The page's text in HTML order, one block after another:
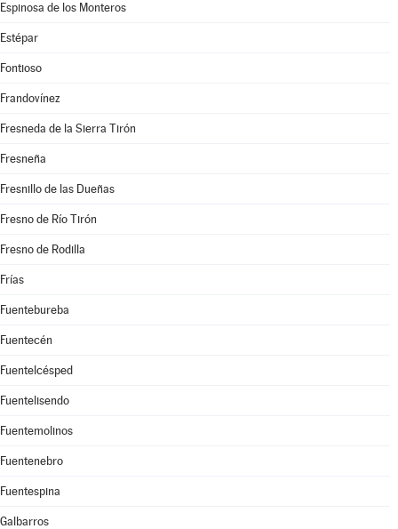
Espinosa de los Monteros
Estépar
Fontioso
Frandovínez
Fresneda de la Sierra Tirón
Fresneña
Fresnillo de las Dueñas
Fresno de Río Tirón
Fresno de Rodilla
Frías
Fuentebureba
Fuentecén
Fuentelcésped
Fuentelisendo
Fuentemolinos
Fuentenebro
Fuentespina
Galbarros